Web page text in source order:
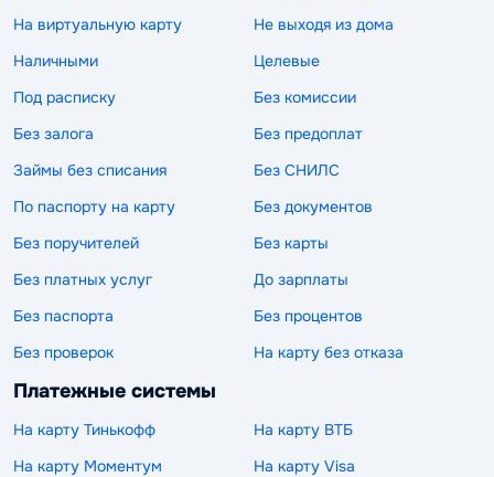
На виртуальную карту
Не выходя из дома
Наличными
Целевые
Под расписку
Без комиссии
Без залога
Без предоплат
Займы без списания
Без СНИЛС
По паспорту на карту
Без документов
Без поручителей
Без карты
Без платных услуг
До зарплаты
Без паспорта
Без процентов
Без проверок
На карту без отказа
Платежные системы
На карту Тинькофф
На карту ВТБ
На карту Моментум
На карту Visa